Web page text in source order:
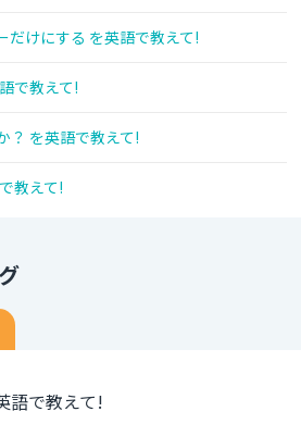
だけにする を英語で教えて!
で教えて!
？ を英語で教えて!
教えて!
語で教えて!